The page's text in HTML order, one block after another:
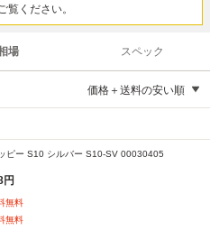
覧ください。
場 スペック
価格＋送料の安い順
ピー S10 シルバー S10-SV 00030405
円
無料
無料